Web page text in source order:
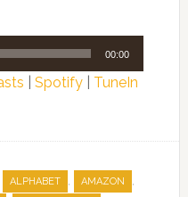
00:00
Spotify| TuneIn
ALPHABET , AMAZON ,